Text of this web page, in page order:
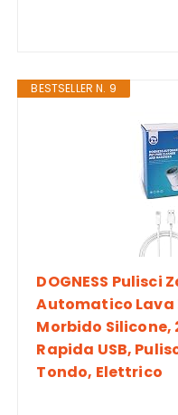
BESTSELLER N. 9
DOGNESS Pulisci
Automatico Lava
Morbido Silicone,
Rapida USB,
Tondo, Elettrico